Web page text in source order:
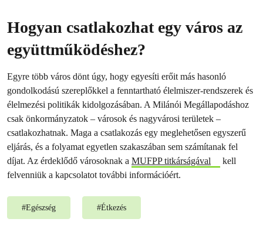
Hogyan csatlakozhat egy város az
együttműködéshez?
Egyre több város dönt úgy, hogy egyesíti erőit más hasonló
gondolkodású szereplőkkel a fenntartható élelmiszer-rendszerek és
élelmezési politikák kidolgozásában. A Milánói Megállapodáshoz
csak önkormányzatok – városok és nagyvárosi területek –
csatlakozhatnak. Maga a csatlakozás egy meglehetősen egyszerű
eljárás, és a folyamat egyetlen szakaszában sem számítanak fel
díjat. Az érdeklődő városoknak a MUFPP titkárságával
kell
felvenniük a kapcsolatot további információért.
#Egészség #Étkezés